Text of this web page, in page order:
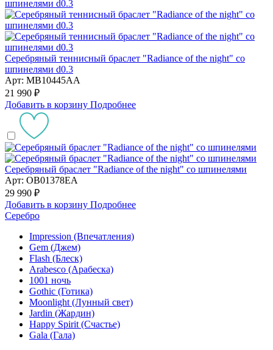
Серебряный теннисный браслет "Radiance of the night" со
шпинелями d0.3
Арт: MB10445AA
21 990 ₽
Добавить в корзину Подробнее
Серебряный браслет "Radiance of the night" со шпинелями
Арт: OB01378EA
29 990 ₽
Добавить в корзину Подробнее
Серебро
Impression (Впечатления)
Gem (Джем)
Flash (Блеск)
Arabesco (Арабеска)
1001 ночь
Gothic (Готика)
Moonlight (Лунный свет)
Jardin (Жардин)
Happy Spirit (Счастье)
Gala (Гала)